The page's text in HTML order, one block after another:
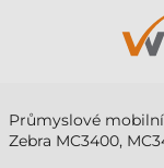
Průmyslové
Zebra MC3400,